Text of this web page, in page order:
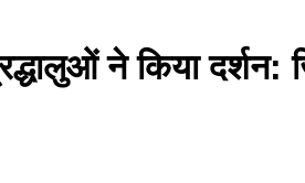
ने किया दर्शन: